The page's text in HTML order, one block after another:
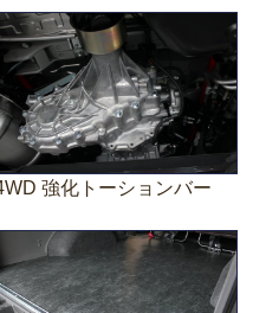
強化トーションバー